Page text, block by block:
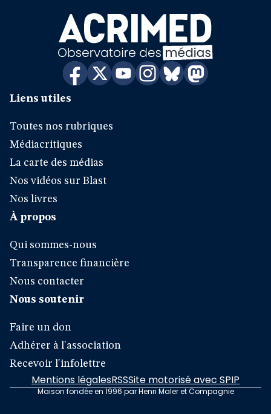
Liens utiles
Toutes nos rubriques
Médiacritiques
La carte des médias
Nos vidéos sur Blast
Nos livres
À propos
Qui sommes-nous
Transparence financière
Nous contacter
Nous soutenir
Faire un don
Adhérer à l'association
Recevoir l'infolettre
Mentions légalesRSSSite motorisé avec SPIP
Maison fondée en 1996 par Henri Maler et Compagnie